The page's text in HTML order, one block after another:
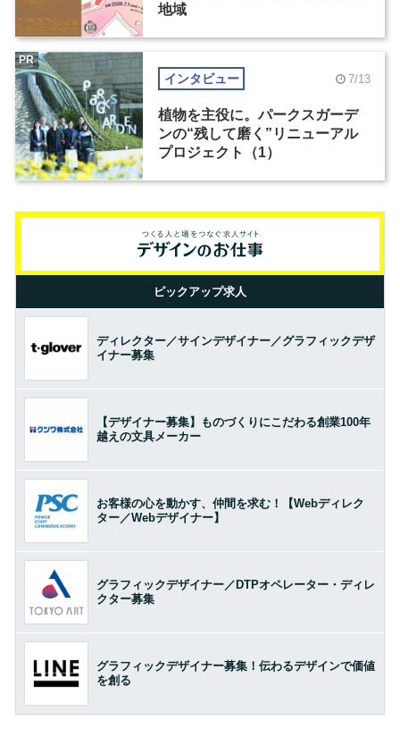
地域
インタビュー 7/13
植物を主役に。パークスガーデ
ンの“残して磨く”リニューアル
プロジェクト（1）
PR
ピックアップ求人
ディレクター／サインデザイナー／グラフィックデザ
イナー募集
【デザイナー募集】ものづくりにこだわる創業100年
越えの文具メーカー
お客様の心を動かす、仲間を求む！【Webディレク
ター／Webデザイナー】
グラフィックデザイナー／DTPオペレーター・ディレ
クター募集
グラフィックデザイナー募集！伝わるデザインで価値
を創る